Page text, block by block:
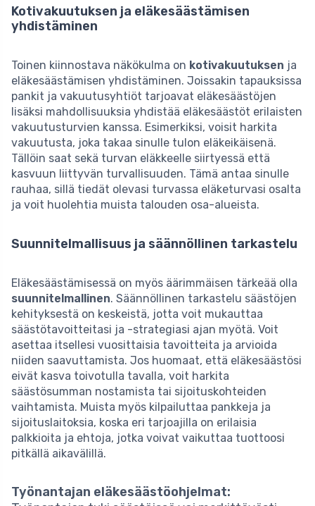
Kotivakuutuksen ja eläkesäästämisen
yhdistäminen
Toinen kiinnostava näkökulma on kotivakuutuksen ja
eläkesäästämisen yhdistäminen. Joissakin tapauksissa
pankit ja vakuutusyhtiöt tarjoavat eläkesäästöjen
lisäksi mahdollisuuksia yhdistää eläkesäästöt erilaisten
vakuutusturvien kanssa. Esimerkiksi, voisit harkita
vakuutusta, joka takaa sinulle tulon eläkeikäisenä.
Tällöin saat sekä turvan eläkkeelle siirtyessä että
kasvuun liittyvän turvallisuuden. Tämä antaa sinulle
rauhaa, sillä tiedät olevasi turvassa eläketurvasi osalta
ja voit huolehtia muista talouden osa-alueista.
Suunnitelmallisuus ja säännöllinen tarkastelu
Eläkesäästämisessä on myös äärimmäisen tärkeää olla
suunnitelmallinen. Säännöllinen tarkastelu säästöjen
kehityksestä on keskeistä, jotta voit mukauttaa
säästötavoitteitasi ja -strategiasi ajan myötä. Voit
asettaa itsellesi vuosittaisia tavoitteita ja arvioida
niiden saavuttamista. Jos huomaat, että eläkesäästösi
eivät kasva toivotulla tavalla, voit harkita
säästösumman nostamista tai sijoituskohteiden
vaihtamista. Muista myös kilpailuttaa pankkeja ja
sijoituslaitoksia, koska eri tarjoajilla on erilaisia
palkkioita ja ehtoja, jotka voivat vaikuttaa tuottoosi
pitkällä aikavälillä.
Työnantajan eläkesäästöohjelmat: